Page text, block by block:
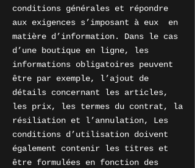
conditions générales et répondre
aux exigences s’imposant à eux en
matière d’information. Dans le cas
d’une boutique en ligne, les
informations obligatoires peuvent
être par exemple, l’ajout de
détails concernant les articles,
les prix, les termes du contrat, la
résiliation et l’annulation, Les
conditions d’utilisation doivent
également contenir les titres et
être formulées en fonction des